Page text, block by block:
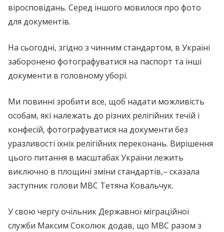
віросповідань. Серед іншого мовилося про фото
для документів.
На сьогодні, згідно з чинним стандартом, в Україні
заборонено фотографуватися на паспорт та інші
документи в головному уборі.
Ми повинні зробити все, щоб надати можливість
особам, які належать до різних релігійних течій і
конфесій, фотографуватися на документи без
уразливості їхніх релігійних переконань. Вирішення
цього питання в масштабах України лежить
виключно в площині зміни стандартів,– сказала
заступник голови МВС Тетяна Ковальчук.
У свою чергу очільник Державної міграційної
служби Максим Соколюк додав, що МВС разом з